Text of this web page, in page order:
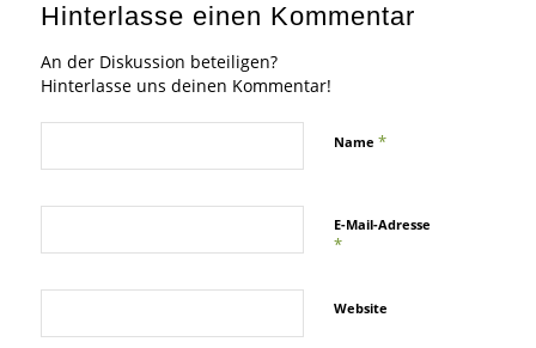
Hinterlasse einen Kommentar
An der Diskussion beteiligen?
Hinterlasse uns deinen Kommentar!
Name *
E-Mail-Adresse
*
Website